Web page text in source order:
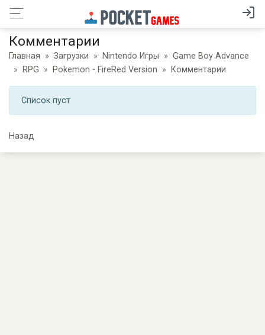
Комментарии
Главная Загрузки Nintendo Игры
Game Boy Advance
RPG
Pokemon - FireRed Version Комментарии
Список пуст
Назад